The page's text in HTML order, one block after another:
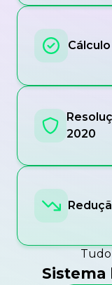
2020
Sistema